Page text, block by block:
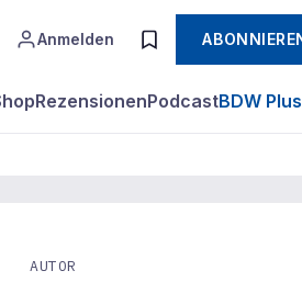
Anmelden
RezensionenPodcastBDW Plus
AUTOR